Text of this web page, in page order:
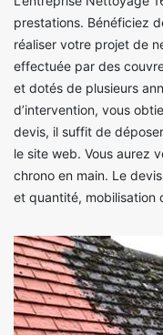
prestations. Bénéficiez
réaliser votre projet de
effectuée par des
et dotés de plusieurs
d’intervention, vous
devis, il suffit de
le site web. Vous aurez
chrono en main. Le
et quantité, mobilisation